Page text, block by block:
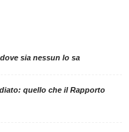
sia nessun lo sa
quello che il Rapporto